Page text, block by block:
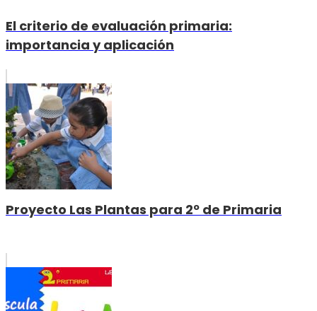
El criterio de evaluación primaria:
importancia y aplicación
Proyecto Las Plantas para 2º de Primaria